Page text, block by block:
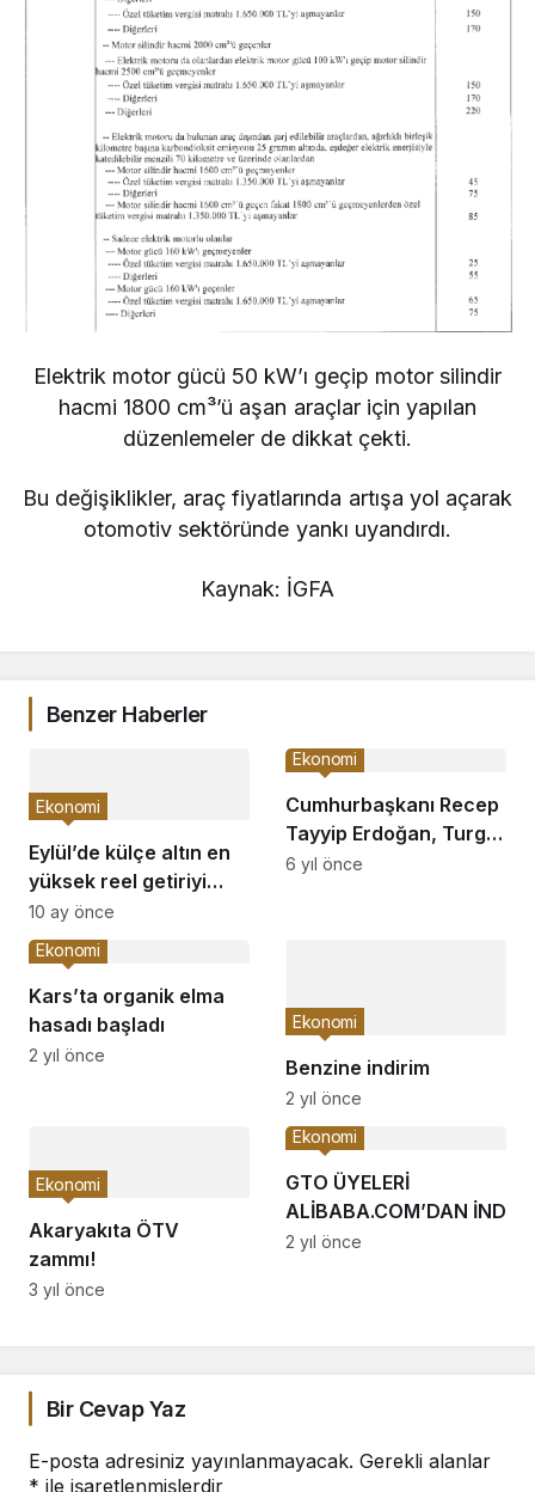
Elektrik motor gücü 50 kW’ı geçip motor silindir
hacmi 1800 cm³’ü aşan araçlar için yapılan
düzenlemeler de dikkat çekti.
Bu değişiklikler, araç fiyatlarında artışa yol açarak
otomotiv sektöründe yankı uyandırdı.
Kaynak: İGFA
Benzer Haberler
Eylül’de külçe altın en
yüksek reel getiriyi
sağladı
Ekonomi
10 ay önce
Cumhurbaşkanı Recep
Tayyip Erdoğan, Turgut
Kıran’ın cenaze
Ekonomi
6 yıl önce
Kars’ta organik elma
hasadı başladı
Ekonomi
2 yıl önce
Benzine indirim
Ekonomi
2 yıl önce
Akaryakıta ÖTV
zammı!
Ekonomi
3 yıl önce
GTO ÜYELERİ
ALİBABA.COM’DAN
FAYDALANACAK
Ekonomi
2 yıl önce
Bir Cevap Yaz
E-posta adresiniz yayınlanmayacak. Gerekli alanlar
* ile işaretlenmişlerdir